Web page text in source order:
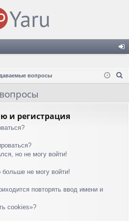
д
вопросы
и регистрация
но не могу войти!
больше не могу войти!
повторять ввод имени и
cookies»?